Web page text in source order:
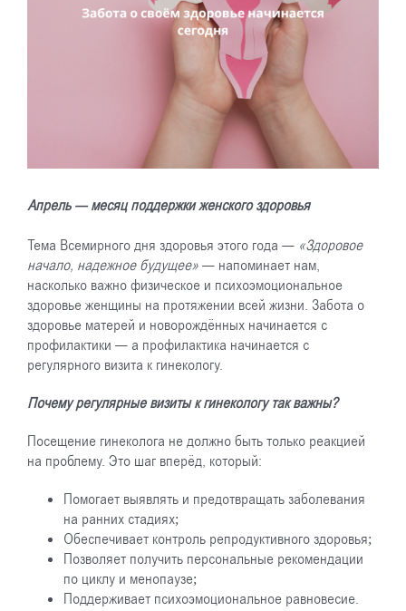
Апрель — месяц поддержки женского здоровья
Тема Всемирного дня здоровья этого года — «Здоровое
начало, надежное будущее»— напоминает нам,
насколько важно физическое и психоэмоциональное
здоровье женщины на протяжении всей жизни. Забота о
здоровье матерей и новорождённых начинается с
профилактики — а профилактика начинается с
регулярного визита к гинекологу.
Почему регулярные визиты к гинекологу так важны?
Посещение гинеколога не должно быть только реакцией
на проблему. Это шаг вперёд, который:
Помогает выявлять и предотвращать заболевания
на ранних стадиях;
Обеспечивает контроль репродуктивного здоровья;
Позволяет получить персональные рекомендации
по циклу и менопаузе;
Поддерживает психоэмоциональное равновесие.